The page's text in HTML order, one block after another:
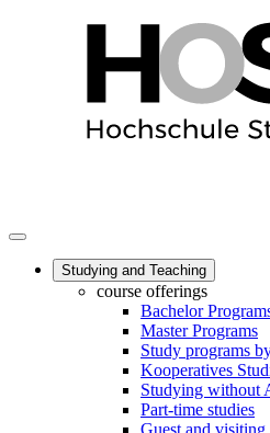
Studying and Teaching
course offerings
Bachelor
Master Programs
Study programs
Kooperatives
Studying without
Part-time studies